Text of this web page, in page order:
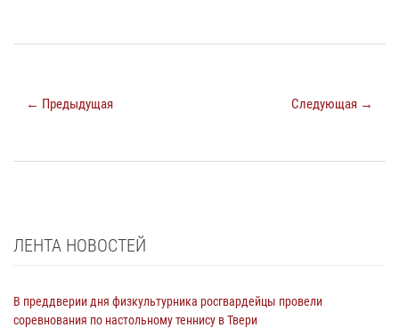
← Предыдущая Следующая →
ЛЕНТА НОВОСТЕЙ
В преддверии дня физкультурника росгвардейцы провели
соревнования по настольному теннису в Твери